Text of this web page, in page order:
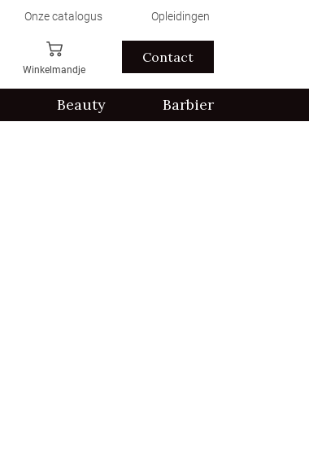
Onze catalogus Opleidingen
Winkelmandje
Contact
Beauty Barbier